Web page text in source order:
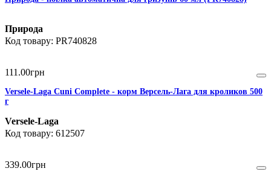
Природа
PR740828
111 .00грн
Versele-Laga Cuni Complete - корм Версель-Лага для кроликов 500
г
Versele-Laga
612507
339.00грн